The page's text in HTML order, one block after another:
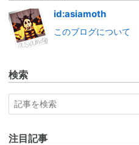
id:asiamoth
このブログについて
検索
注目記事